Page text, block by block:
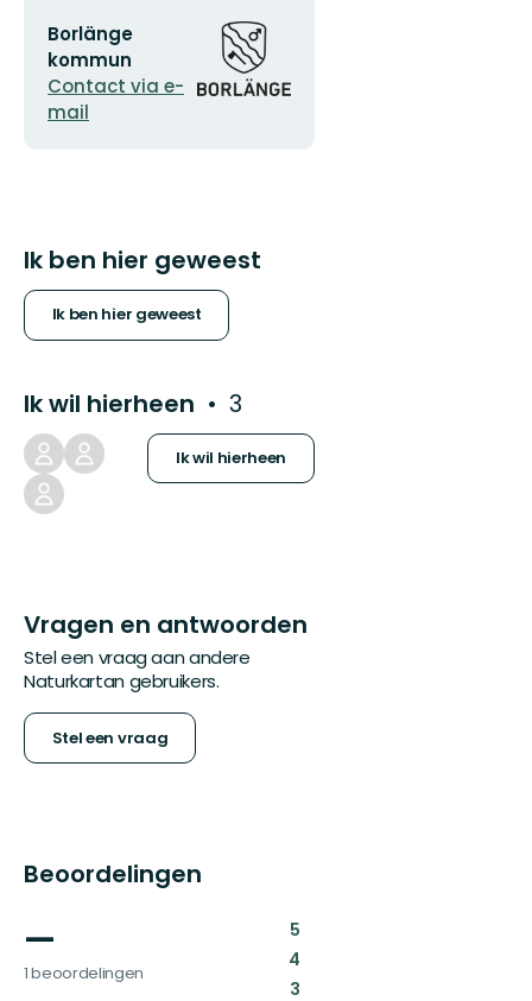
E-
mailadres
Borlänge
kommun
Contact via e-
mail
Organisatie-
logotype
Ik ben hier geweest
Ik ben hier geweest
Ik wil hierheen 3
Ik wil hierheen
Vragen en antwoorden
Stel een vraag aan andere
Naturkartan gebruikers.
Stel een vraag
Beoordelingen
—
1 beoordelingen
5:
4:
3: